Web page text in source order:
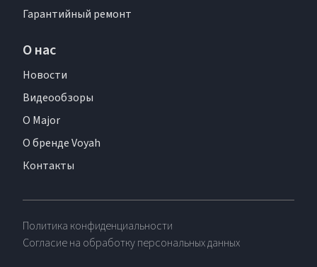
Гарантийный ремонт
О нас
Новости
Видеообзоры
О Major
О бренде Voyah
Контакты
Политика конфиденциальности
Согласие на обработку персональных данных